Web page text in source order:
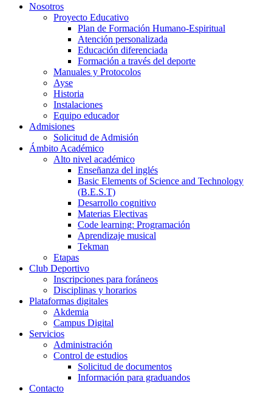
Nosotros
Proyecto Educativo
Plan de Formación Humano-Espiritual
Atención personalizada
Educación diferenciada
Formación a través del deporte
Manuales y Protocolos
Ayse
Historia
Instalaciones
Equipo educador
Admisiones
Solicitud de Admisión
Ámbito Académico
Alto nivel académico
Enseñanza del inglés
Basic Elements of Science and Technology
(B.E.S.T)
Desarrollo cognitivo
Materias Electivas
Code learning: Programación
Aprendizaje musical
Tekman
Etapas
Club Deportivo
Inscripciones para foráneos
Disciplinas y horarios
Plataformas digitales
Akdemia
Campus Digital
Servicios
Administración
Control de estudios
Solicitud de documentos
Información para graduandos
Contacto